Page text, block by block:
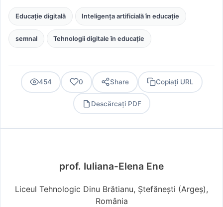
Educație digitală Inteligența artificială în educație
semnal Tehnologii digitale în educație
454 0 Share Copiați URL
Descărcați PDF
prof. Iuliana-Elena Ene
Liceul Tehnologic Dinu Brătianu, Ștefănești (Argeş),
România